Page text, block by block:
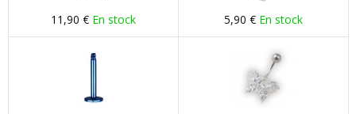
11,90 € En stock 5,90 € En stock